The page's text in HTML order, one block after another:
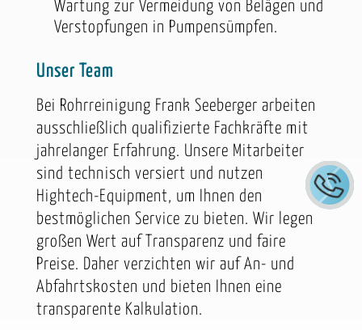
Wartung zur Vermeidung von Belägen und
Verstopfungen in Pumpensümpfen.
Unser Team
Bei Rohrreinigung Frank Seeberger arbeiten
ausschließlich qualifizierte Fachkräfte mit
jahrelanger Erfahrung. Unsere Mitarbeiter
sind technisch versiert und nutzen
Hightech-Equipment, um Ihnen den
bestmöglichen Service zu bieten. Wir legen
großen Wert auf Transparenz und faire
Preise. Daher verzichten wir auf An- und
Abfahrtskosten und bieten Ihnen eine
transparente Kalkulation.